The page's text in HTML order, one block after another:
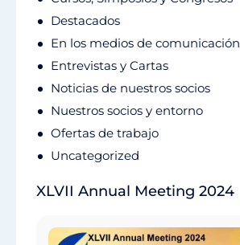
Destacados
En los medios de comunicación
Entrevistas y Cartas
Noticias de nuestros socios
Nuestros socios y entorno
Ofertas de trabajo
Uncategorized
XLVII Annual Meeting 2024